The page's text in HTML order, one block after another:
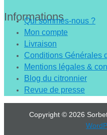
Informations
Qui sommes-nous ?
Mon compte
Livraison
Conditions Générales
Mentions légales &
Blog du citronnier
Revue de presse
Copyright © 2026